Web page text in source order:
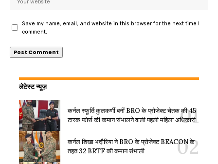
Save my name, email, and website in this browser for the next time I
comment.
लेटेस्ट न्यूज़
कर्नल स्फूर्ति कुलकर्णी बनीं BRO के प्रोजेक्ट चेतक की 45
टास्क फोर्स की कमान संभालने वाली पहली महिला अधिकारी
कर्नल शिखा भदौरिया ने BRO के प्रोजेक्ट BEACON के
तहत 32 BRTF की कमान संभाली